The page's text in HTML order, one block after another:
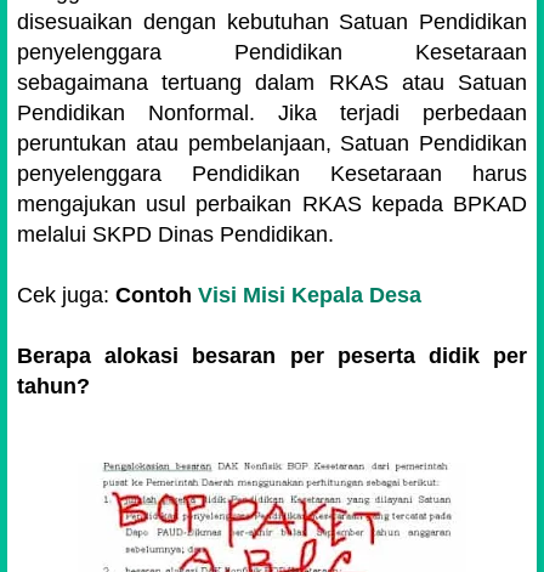
disesuaikan dengan kebutuhan Satuan Pendidikan
penyelenggara Pendidikan Kesetaraan
sebagaimana tertuang dalam RKAS atau Satuan
Pendidikan Nonformal. Jika terjadi perbedaan
peruntukan atau pembelanjaan, Satuan Pendidikan
penyelenggara Pendidikan Kesetaraan harus
mengajukan usul perbaikan RKAS kepada BPKAD
melalui SKPD Dinas Pendidikan.
Cek juga: Contoh Visi Misi Kepala Desa
Berapa alokasi besaran per peserta didik per
tahun?